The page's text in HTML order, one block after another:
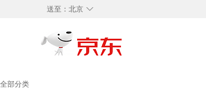
◇
送至： 北京
全部分类